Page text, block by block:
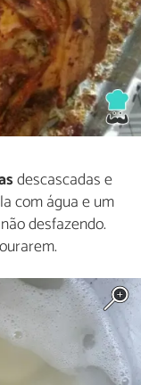
descascadas e
com água e um
desfazendo.